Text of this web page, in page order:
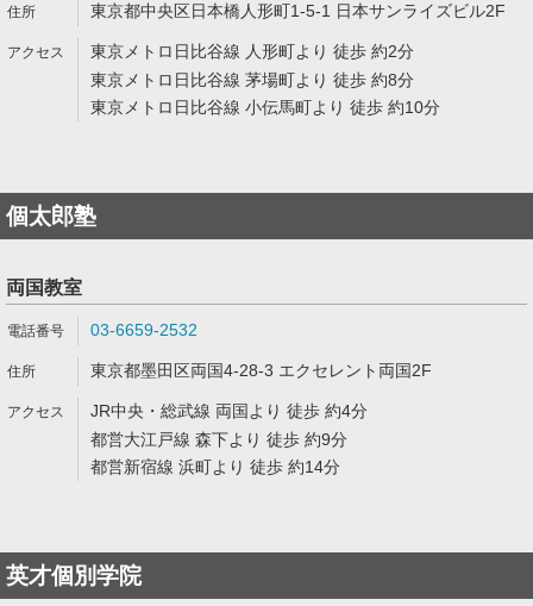
東京都中央区日本橋人形町1-5-1 日本サンライズビル2F
東京メトロ日比谷線 人形町より 徒歩 約2分
東京メトロ日比谷線 茅場町より 徒歩 約8分
東京メトロ日比谷線 小伝馬町より 徒歩 約10分
個太郎塾
両国教室
03-6659-2532
東京都墨田区両国4-28-3 エクセレント両国2F
JR中央・総武線 両国より 徒歩 約4分
都営大江戸線 森下より 徒歩 約9分
都営新宿線 浜町より 徒歩 約14分
英才個別学院